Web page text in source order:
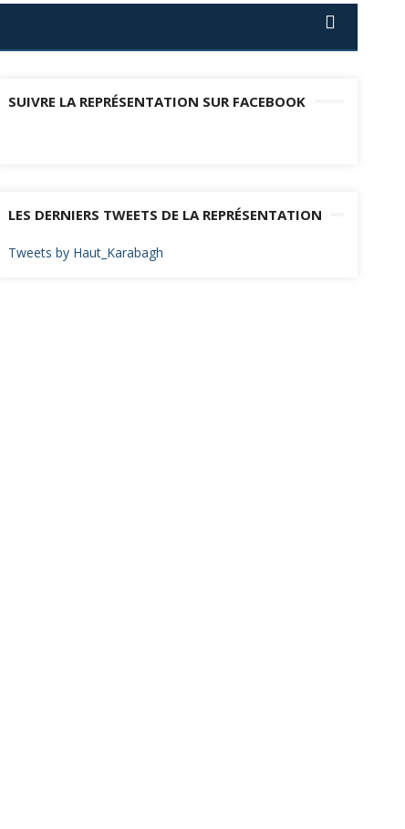
SUIVRE LA REPRÉSENTATION SUR FACEBOOK
LES DERNIERS TWEETS DE LA REPRÉSENTATION
Tweets by Haut_Karabagh